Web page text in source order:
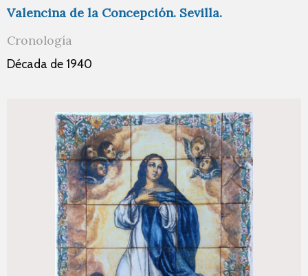
Valencina de la Concepción. Sevilla.
Cronología
Década de 1940